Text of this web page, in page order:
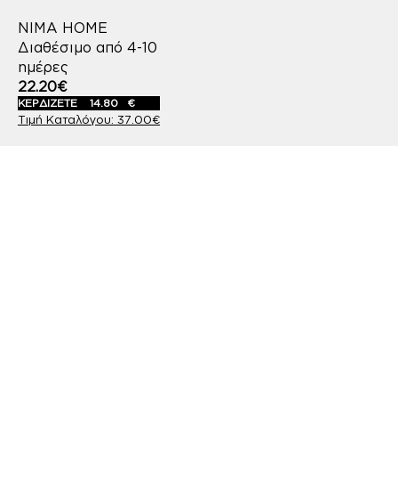
NIMA HOME
Διαθέσιμο από 4-10
ημέρες
37.00€
22.20€
ΚΕΡΔΙΖΕΤΕ 14.80 €